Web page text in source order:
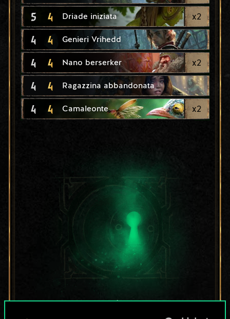
5 4 Driade iniziata x2
4 4 Genieri Vrihedd
4 4 Nano berserker x2
4 4 Ragazzina abbandonata
4 4 Camaleonte x2